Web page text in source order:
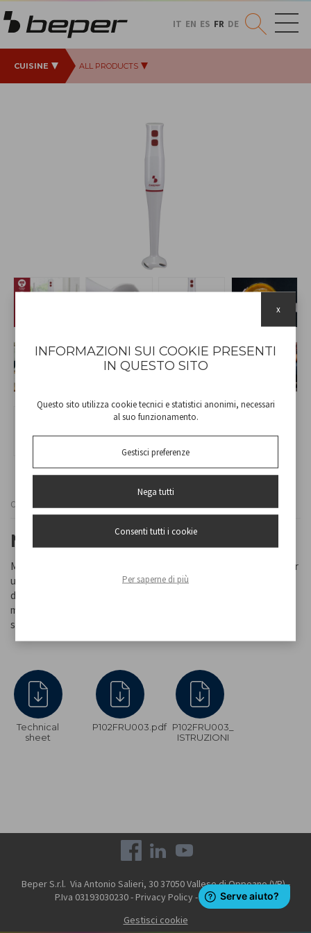
IT EN ES FR DE
CUISINE ALL PRODUCTS
Cod
MIXEUR À IMMERSION
Mélangeur à main avec corps en ABS et poignée ergonomique pour
une prise facile. Pied amovible pour un nettoyage facile avec
double lame en acier inoxydable. Deux vitesses pour mieux
mélanger les aliments. Idéal pour la préparation de soupes et
sauces.
Technical
sheet
P102FRU003.pdf P102FRU003_
ISTRUZIONI
Beper S.r.l. Via Antonio Salieri, 30 37050 Vallese di Oppeano (VR) -
P.Iva 03193030230 - Privacy Policy- Cookie Policy
Gestisci cookie
INFORMAZIONI SUI COOKIE PRESENTI
IN QUESTO SITO
Questo sito utilizza cookie tecnici e statistici anonimi, necessari
al suo funzionamento.
Gestisci preferenze
Nega tutti
Consenti tutti i cookie
Per saperne di più
x